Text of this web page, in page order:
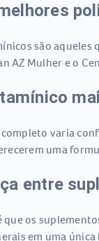
são aqueles
AZ Mulher e o
varia
uma
entre
que os
em uma